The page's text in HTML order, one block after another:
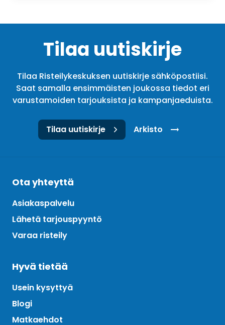
Tilaa uutiskirje
Tilaa Risteilykeskuksen uutiskirje sähköpostiisi.
Saat samalla ensimmäisten joukossa tiedot eri
varustamoiden tarjouksista ja kampanjaeduista.
Tilaa uutiskirje Arkisto
Ota yhteyttä
Asiakaspalvelu
Lähetä tarjouspyyntö
Varaa risteily
Hyvä tietää
Usein kysyttyä
Blogi
Matkaehdot